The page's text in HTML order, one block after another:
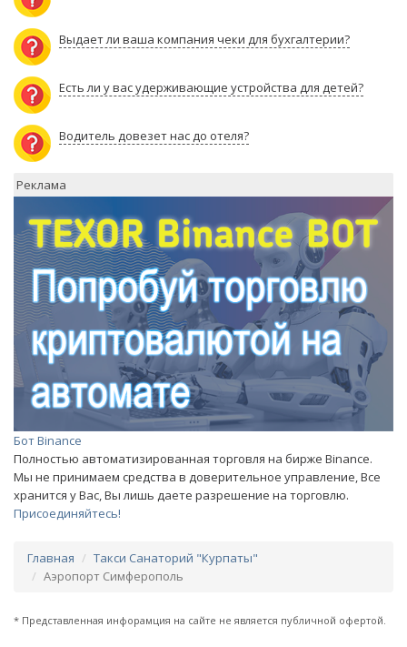
Выдает ли ваша компания чеки для бухгалтерии?
Есть ли у вас удерживающие устройства для детей?
Водитель довезет нас до отеля?
Реклама
Бот Binance
Полностью автоматизированная торговля на бирже Binance.
Мы не принимаем средства в доверительное управление, Все
хранится у Вас, Вы лишь даете разрешение на торговлю.
Присоединяйтесь!
Главная
Такси Санаторий "Курпаты"
Аэропорт Симферополь
* Представленная инфорамция на сайте не является публичной офертой.